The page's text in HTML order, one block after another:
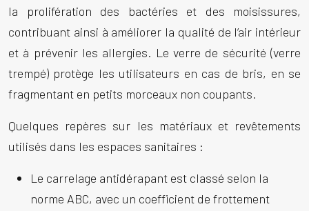
la prolifération des bactéries et des moisissures,
contribuant ainsi à améliorer la qualité de l’air intérieur
et à prévenir les allergies. Le verre de sécurité (verre
trempé) protège les utilisateurs en cas de bris, en se
fragmentant en petits morceaux non coupants.
Quelques repères sur les matériaux et revêtements
utilisés dans les espaces sanitaires :
Le carrelage antidérapant est classé selon la
norme ABC, avec un coefficient de frottement